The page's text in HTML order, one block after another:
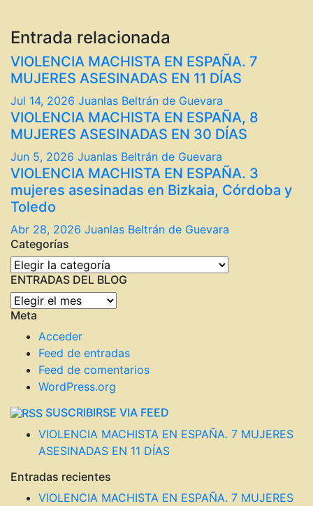
entradas
Entrada relacionada
VIOLENCIA MACHISTA EN ESPAÑA. 7
MUJERES ASESINADAS EN 11 DÍAS
Jul 14, 2026 Juanlas Beltrán de Guevara
VIOLENCIA MACHISTA EN ESPAÑA, 8
MUJERES ASESINADAS EN 30 DÍAS
Jun 5, 2026 Juanlas Beltrán de Guevara
VIOLENCIA MACHISTA EN ESPAÑA. 3
mujeres asesinadas en Bizkaia, Córdoba y
Toledo
Abr 28, 2026 Juanlas Beltrán de Guevara
Categorías
Categorías
ENTRADAS DEL BLOG
ENTRADAS
DEL
BLOG
Meta
Acceder
Feed de entradas
Feed de comentarios
WordPress.org
SUSCRIBIRSE VIA FEED
VIOLENCIA MACHISTA EN ESPAÑA. 7 MUJERES
ASESINADAS EN 11 DÍAS
Entradas recientes
VIOLENCIA MACHISTA EN ESPAÑA. 7 MUJERES